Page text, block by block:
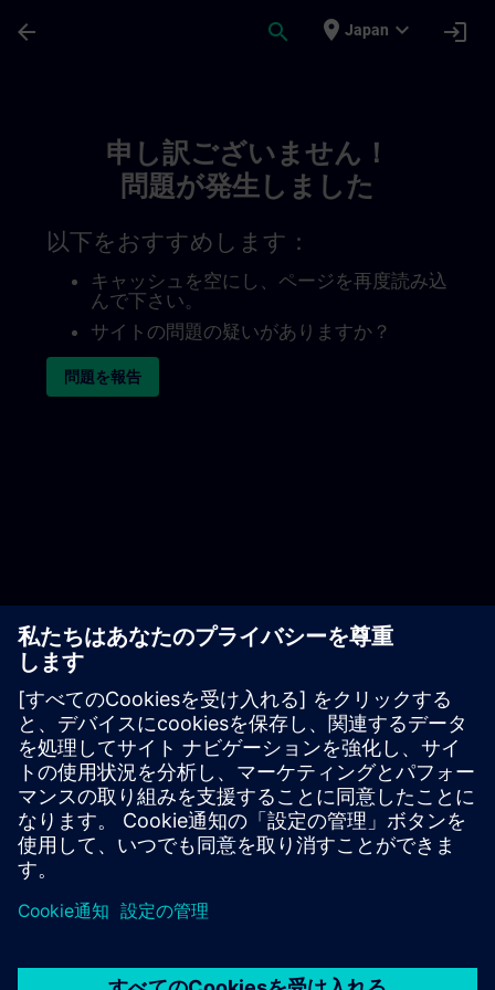
arrow_back search place Japan expand_more login
申し訳ございません！
問題が発生しました
以下をおすすめします：
キャッシュを空にし、ページを再度読み込
んで下さい。
サイトの問題の疑いがありますか？
問題を報告